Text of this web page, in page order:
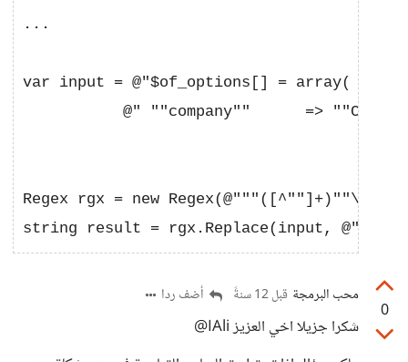
...
var input = @"$of_options[] = array(
@" ""company""      =>
Regex rgx = new
0
محب البرمجة قبل 12 سنةً أضف ردا
شكرا جزيلا اخي العزيز IAli@